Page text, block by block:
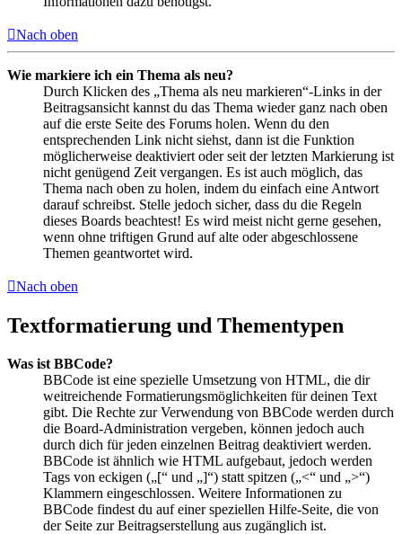
Nach oben
Wie markiere ich ein Thema als neu?
Durch Klicken des „Thema als neu markieren“-Links in der
Beitragsansicht kannst du das Thema wieder ganz nach oben
auf die erste Seite des Forums holen. Wenn du den
entsprechenden Link nicht siehst, dann ist die Funktion
möglicherweise deaktiviert oder seit der letzten Markierung ist
nicht genügend Zeit vergangen. Es ist auch möglich, das
Thema nach oben zu holen, indem du einfach eine Antwort
darauf schreibst. Stelle jedoch sicher, dass du die Regeln
dieses Boards beachtest! Es wird meist nicht gerne gesehen,
wenn ohne triftigen Grund auf alte oder abgeschlossene
Themen geantwortet wird.
Nach oben
Textformatierung und Thementypen
Was ist BBCode?
BBCode ist eine spezielle Umsetzung von HTML, die dir
weitreichende Formatierungsmöglichkeiten für deinen Text
gibt. Die Rechte zur Verwendung von BBCode werden durch
die Board-Administration vergeben, können jedoch auch
durch dich für jeden einzelnen Beitrag deaktiviert werden.
BBCode ist ähnlich wie HTML aufgebaut, jedoch werden
Tags von eckigen („[“ und „]“) statt spitzen („<“ und „>“)
Klammern eingeschlossen. Weitere Informationen zu
BBCode findest du auf einer speziellen Hilfe-Seite, die von
der Seite zur Beitragserstellung aus zugänglich ist.